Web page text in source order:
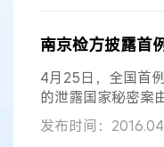
日，新修订的《国
了具有中国特色的
发明专利申请量已
南京检方披露首
4月25日，全国首例
的泄露国家秘密案
悉，2005年至
院离职时，通过非
发布时间：